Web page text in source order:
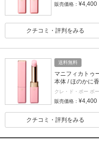
販売価格： ¥4,400
クチコミ・評判をみる
送料無料
マニフィカトゥ
本体 / ほのかに
クレ・ド・ポー ボ
販売価格： ¥4,400
クチコミ・評判をみる